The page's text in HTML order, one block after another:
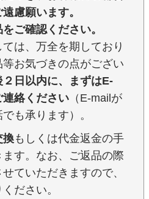
慮願います。
ご確認ください。
は、万全を期しており
お気づきの点がござい
日以内に、まずはE-
絡ください （E-mailが
も承ります）。
換もしくは代金返金の手
す。なお、ご返品の際
ていただきますので、
ださい。